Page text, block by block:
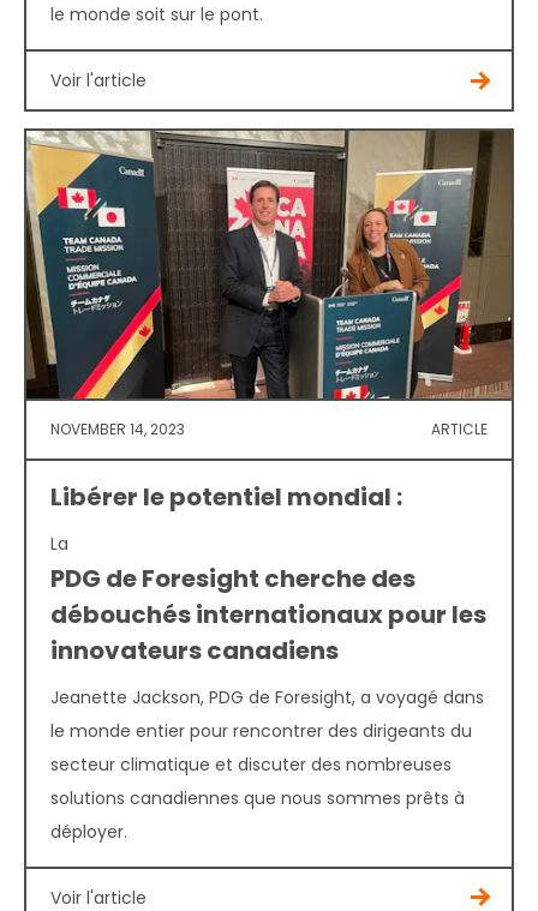
le monde soit sur le pont.
Voir l'article
NOVEMBER 14, 2023 ARTICLE
Libérer le potentiel mondial :
La
PDG de Foresight cherche des
débouchés internationaux pour les
innovateurs canadiens
Jeanette Jackson, PDG de Foresight, a voyagé dans
le monde entier pour rencontrer des dirigeants du
secteur climatique et discuter des nombreuses
solutions canadiennes que nous sommes prêts à
déployer.
Voir l'article